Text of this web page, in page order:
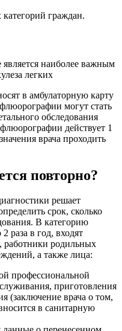
граждан.
наиболее важным
легких
в амбулаторную карту
могут стать
обследования
действует 1
врача проходить
повторно?
решает
срок, сколько
В категорию
раза в год, входят
родильных
а также лица:
профессиональной
приготовления
(заключение врача о том,
в санитарную